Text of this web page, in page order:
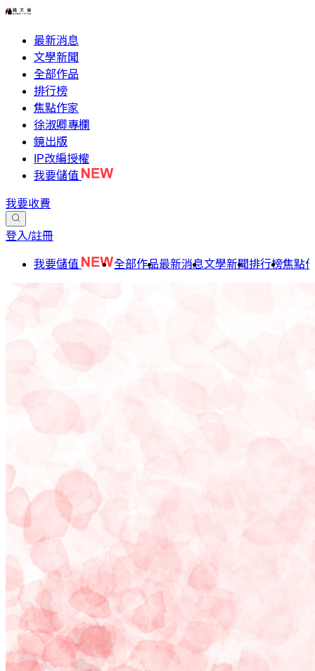
最新消息
文學新聞
全部作品
排行榜
焦點作家
徐淑卿專欄
鏡出版
IP改編授權
我要儲值
我要收費
登入/註冊
我要儲值 全部作品最新消息文學新聞排行榜焦點